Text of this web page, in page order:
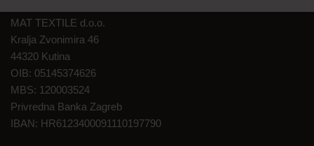
MAT TEXTILE d.o.o.
Kralja Zvonimira 46
44320 Kutina
OIB: 05145374626
MBS: 120003524
Privredna Banka Zagreb
IBAN: HR6123400091110197790